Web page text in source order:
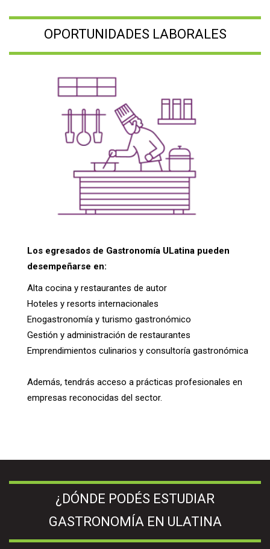
OPORTUNIDADES LABORALES
Los egresados de Gastronomía ULatina pueden
desempeñarse en:
Alta cocina y restaurantes de autor
Hoteles y resorts internacionales
Enogastronomía y turismo gastronómico
Gestión y administración de restaurantes
Emprendimientos culinarios y consultoría gastronómica
Además, tendrás acceso a prácticas profesionales en
empresas reconocidas del sector.
¿DÓNDE PODÉS ESTUDIAR
GASTRONOMÍA EN ULATINA